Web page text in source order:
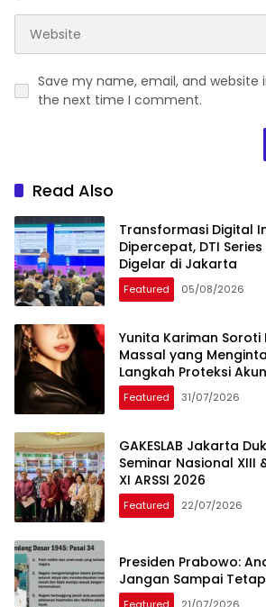
Save my name, email, and website
the next time I comment.
Read Also
Transformasi Digital
Dipercepat, DTI
Digelar di Jakarta
Featured 05/08/2026
Yunita Kariman
Massal yang
Langkah Proteksi
Diketahui
Featured 31/07/2026
GAKESLAB Jakarta
Seminar Nasional XIII
XI ARSSI 2026
Featured 22/07/2026
Presiden Prabowo:
Jangan Sampai